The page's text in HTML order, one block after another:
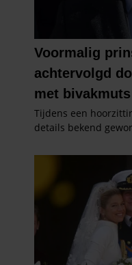
informatie die u aan ze
verzameld op basis
gaat akkoord met onze
gebruiken.